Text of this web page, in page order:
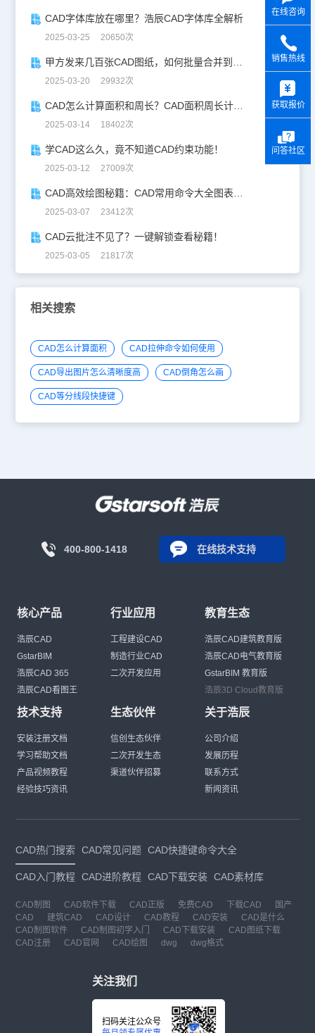
CAD字体库放在哪里？浩辰CAD字体库全解析
2025-03-25 20650次
甲方发来几百张CAD图纸，如何批量合并到一张设计图中？
2025-03-20 29932次
CAD怎么计算面积和周长？CAD面积周长计算全攻略
2025-03-14 18402次
学CAD这么久，竟不知道CAD约束功能！
2025-03-12 27009次
CAD高效绘图秘籍：CAD常用命令大全图表珍藏版
2025-03-07 23412次
CAD云批注不见了？一键解锁查看秘籍！
2025-03-05 21817次
相关搜索
CAD怎么计算面积 CAD拉伸命令如何使用
CAD导出图片怎么清晰度高 CAD倒角怎么画
CAD等分线段快捷键
400-800-1418 在线技术支持
核心产品
浩辰CAD
GstarBIM
浩辰CAD 365
浩辰CAD看图王
行业应用
工程建设CAD
制造行业CAD
二次开发应用
教育生态
浩辰CAD建筑教育版
浩辰CAD电气教育版
GstarBIM 教育版
浩辰3D Cloud教育版
技术支持
安装注册文档
学习帮助文档
产品视频教程
经验技巧资讯
生态伙伴
信创生态伙伴
二次开发生态
渠道伙伴招募
关于浩辰
公司介绍
发展历程
联系方式
新闻资讯
CAD热门搜索 CAD常见问题 CAD快捷键命令大全
CAD入门教程 CAD进阶教程 CAD下载安装 CAD素材库
CAD制图 CAD软件下载 CAD正版 免费CAD 下载CAD
国产
CAD
建筑CAD CAD设计 CAD教程 CAD安装
CAD是什么
CAD制图软件
CAD制图初学入门 CAD下载安装
CAD图纸下载
CAD注册
CAD官网 CAD绘图 dwg dwg格式
关注我们
扫码关注公众号
在线咨询
销售热线
获取报价
问答社区